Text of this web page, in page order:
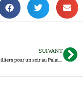
SUIVANT
Bernard Lavilliers pour un soir au Palais des Congrès de Tours